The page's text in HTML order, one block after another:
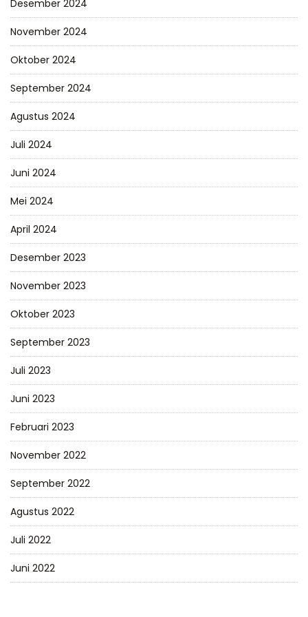
Desember 2024
November 2024
Oktober 2024
September 2024
Agustus 2024
Juli 2024
Juni 2024
Mei 2024
April 2024
Desember 2023
November 2023
Oktober 2023
September 2023
Juli 2023
Juni 2023
Februari 2023
November 2022
September 2022
Agustus 2022
Juli 2022
Juni 2022